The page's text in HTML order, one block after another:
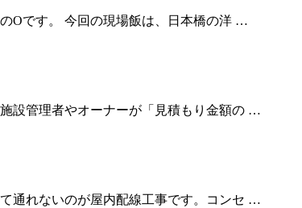
Oです。 今回の現場飯は、日本橋の洋 …
設管理者やオーナーが「見積もり金額の …
通れないのが屋内配線工事です。コンセ …